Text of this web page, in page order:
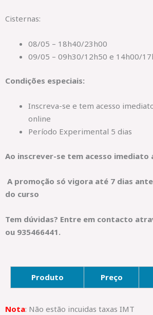
Cisternas:
08/05 – 18h40/23h00
09/05 – 09h30/12h50 e 14h00/
Condições especiais:
Inscreva-se e tem acesso
online
Período Experimental 5 dias
Ao inscrever-se tem acesso imediato
A promoção só vigora até 7 dias
do curso
Tem dúvidas? Entre em contacto
ou 935466441.
Produto Preço
Nota: Não estão incuidas taxas IMT